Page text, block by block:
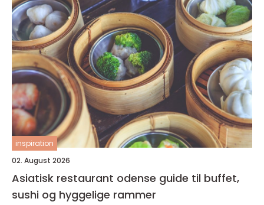
inspiration
02. August 2026
Asiatisk restaurant odense guide til buffet,
sushi og hyggelige rammer